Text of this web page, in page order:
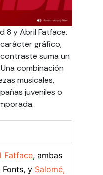
8 y Abril Fatface.
gráfico,
suma un
combinación
musicales,
juveniles o
Fatface, ambas
Fonts, y Salomé,